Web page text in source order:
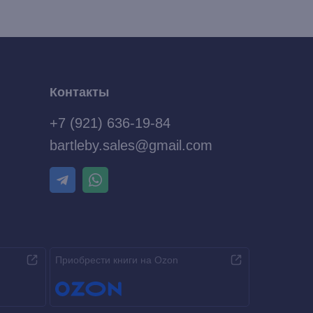
Контакты
+7 (921) 636-19-84
bartleby.sales@gmail.com
Приобрести книги на Ozon